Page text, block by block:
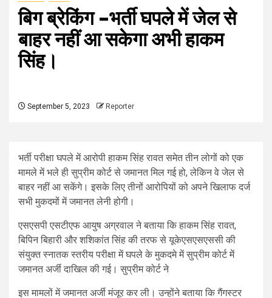
बिग ब्रेकिंग –भर्ती घपले में जेल से
बाहर नहीं आ सकेगा अभी हाकम
सिंह।
September 5, 2023 Reporter
भर्ती परीक्षा घपले में आरोपी हाकम सिंह रावत समेत तीन लोगों को एक
मामले में भले ही सुप्रीम कोर्ट से जमानत मिल गई हो, लेकिन वे जेल से
बाहर नहीं आ सकेंगे। इसके लिए तीनों आरोपियों को अपने खिलाफ दर्ज
सभी मुकदमों में जमानत लेनी होगी।
एसएसपी एसटीएफ आयुष अग्रवाल ने बताया कि हाकम सिंह रावत,
बिपिन बिहारी और शशिकांत सिंह की तरफ से यूकेएसएसएससी की
संयुक्त स्नातक स्तरीय परीक्षा में घपले के मुकदमे में सुप्रीम कोर्ट में
जमानत अर्जी दाखिल की गई। सुप्रीम कोर्ट ने
इस मामलों में जमानत अर्जी मंजूर कर ली। उन्होंने बताया कि गैंगस्टर